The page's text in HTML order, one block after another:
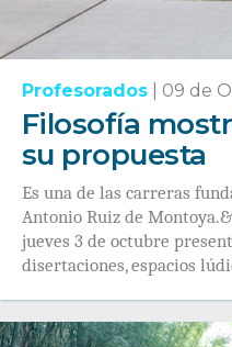
Profesorados 09 de
Filosofía
su propuesta
Es una de las carreras
Antonio Ruiz de
jueves 3 de octubre
disertaciones, espacios